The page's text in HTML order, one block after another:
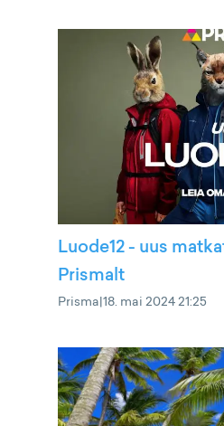
Luode12 - uus
Prismalt
Prisma|18. mai 2024 21:25